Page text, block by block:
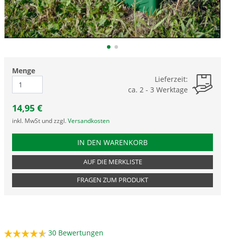
Menge
Lieferzeit:
ca. 2 - 3 Werktage
14,95 €
inkl. MwSt und zzgl. Versandkosten
PRODUKTNUMMER GEX
IN DEN WARENKORB
AUF DIE MERKLISTE
FRAGEN ZUM PRODUKT
30 Bewertungen